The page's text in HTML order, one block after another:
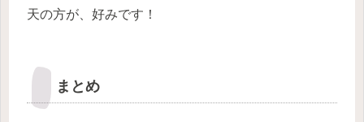
天の方が、好みです！
まとめ